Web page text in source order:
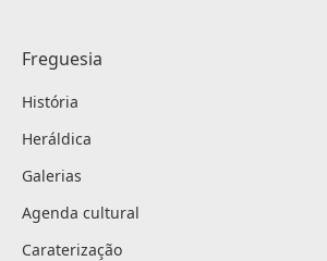
Freguesia
História
Heráldica
Galerias
Agenda cultural
Caraterização